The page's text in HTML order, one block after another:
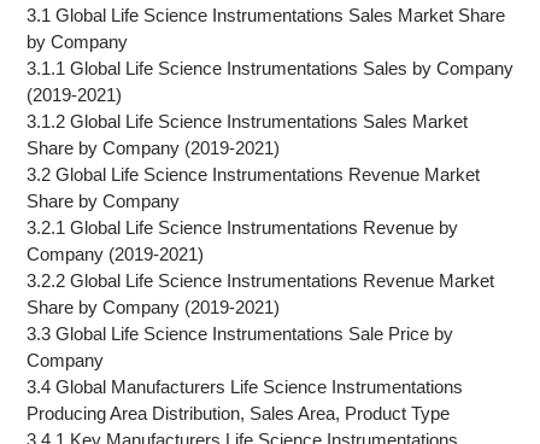
3.1 Global Life Science Instrumentations Sales Market Share
by Company
3.1.1 Global Life Science Instrumentations Sales by Company
(2019-2021)
3.1.2 Global Life Science Instrumentations Sales Market
Share by Company (2019-2021)
3.2 Global Life Science Instrumentations Revenue Market
Share by Company
3.2.1 Global Life Science Instrumentations Revenue by
Company (2019-2021)
3.2.2 Global Life Science Instrumentations Revenue Market
Share by Company (2019-2021)
3.3 Global Life Science Instrumentations Sale Price by
Company
3.4 Global Manufacturers Life Science Instrumentations
Producing Area Distribution, Sales Area, Product Type
3.4.1 Key Manufacturers Life Science Instrumentations